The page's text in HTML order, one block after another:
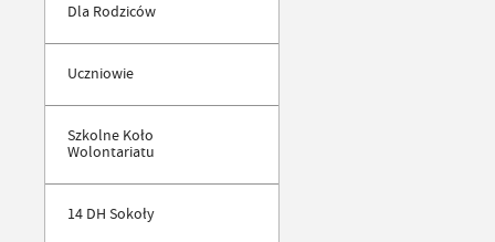
Dla Rodziców
Uczniowie
Szkolne Koło
Wolontariatu
14 DH Sokoły